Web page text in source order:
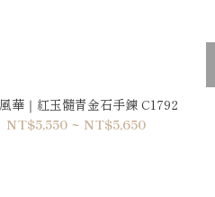
華｜紅玉髓青金石手鍊 C1792
NT$5,550 ~ NT$5,650